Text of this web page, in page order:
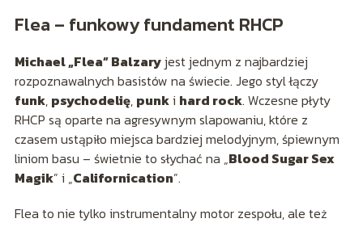
Flea – funkowy fundament RHCP
Michael „Flea” Balzaryjest jednym z najbardziej
rozpoznawalnych basistów na świecie. Jego styl łączy
funk, psychodelię, punki hard rock. Wczesne płyty
RHCP są oparte na agresywnym slapowaniu, które z
czasem ustąpiło miejsca bardziej melodyjnym, śpiewnym
liniom basu – świetnie to słychać na „Blood Sugar Sex
Magik” i „Californication”.
Flea to nie tylko instrumentalny motor zespołu, ale też